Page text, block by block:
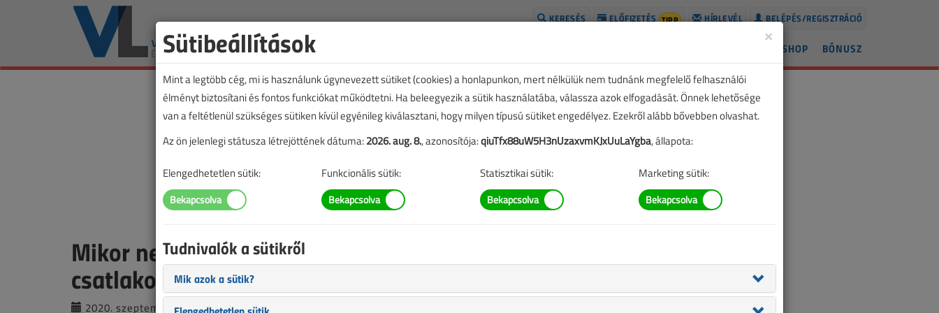
BELÉPÉS/REGISZTRÁCIÓ
HÍRLEVÉL
ELŐFIZETÉS TIPP
KERESÉS
BÓNUSZ
SHOP
Mikor nem járhat el a villanyszerelő a hálózatra
csatlakoztatás kapcsán?
2020. szeptember 3. | VL online |
×
Sütibeállítások
Mint a legtöbb cég, mi is használunk úgynevezett sütiket (cookies) a honlapunkon, mert nélkülük nem tudnánk megfelelő felhasználói
élményt biztosítani és fontos funkciókat működtetni. Ha beleegyezik a sütik használatába, válassza azok elfogadását. Önnek lehetősége
van a feltétlenül szükséges sütiken kívül egyénileg kiválasztani, hogy milyen típusú sütiket engedélyez. Ezekről alább bővebben olvashat.
Az ön jelenlegi státusza létrejöttének dátuma:2026. aug. 8., azonosítója:qiuTfx88uW5H3nUzaxvmKJxUuLaYgba, állapota:
Elengedhetetlen sütik: Funkcionális sütik: Statisztikai sütik: Marketing sütik:
Tudnivalók a sütikről
Mik azok a sütik?